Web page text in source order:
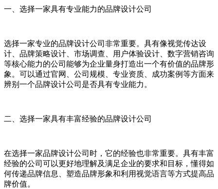
一、选择一家具有专业能力的品牌设计公司
选择一家专业的品牌设计公司非常重要。具有像视觉传达设
计、品牌策略设计、市场调查、用户体验设计、数字营销咨询
等核心能力的公司能够为企业量身打造出一个有价值的品牌形
象。可以通过官网、公司规模、专业资质、成功案例等方面来
辨别一个品牌设计公司是否具有专业能力。
二、选择一家具有丰富经验的品牌设计公司
在选择一家品牌设计公司时，它的经验也非常重要。具有丰富
经验的公司可以更好地理解及满足企业的要求和目标，懂得如
何传递品牌信息、塑造品牌形象和利用视觉语言等方式提高品
牌价值。